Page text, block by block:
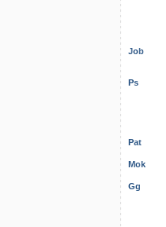
Job
Ps
Pat
Mok
Gg